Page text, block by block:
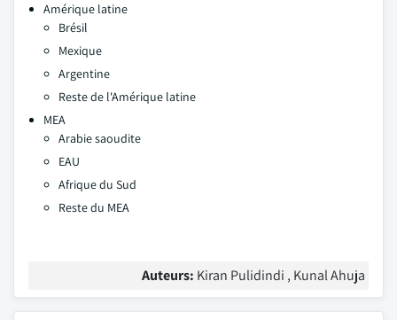
Amérique latine
Brésil
Mexique
Argentine
Reste de l'Amérique latine
MEA
Arabie saoudite
EAU
Afrique du Sud
Reste du MEA
Auteurs: Kiran Pulidindi , Kunal Ahuja